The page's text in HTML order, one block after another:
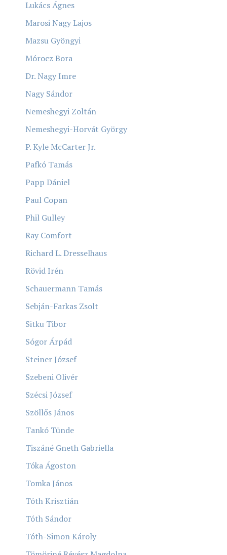
Lukács Ágnes
Marosi Nagy Lajos
Mazsu Gyöngyi
Mórocz Bora
Dr. Nagy Imre
Nagy Sándor
Nemeshegyi Zoltán
Nemeshegyi-Horvát György
P. Kyle McCarter Jr.
Pafkó Tamás
Papp Dániel
Paul Copan
Phil Gulley
Ray Comfort
Richard L. Dresselhaus
Rövid Irén
Schauermann Tamás
Sebján-Farkas Zsolt
Sitku Tibor
Sógor Árpád
Steiner József
Szebeni Olivér
Szécsi József
Szöllős János
Tankó Tünde
Tiszáné Gneth Gabriella
Tóka Ágoston
Tomka János
Tóth Krisztián
Tóth Sándor
Tóth-Simon Károly